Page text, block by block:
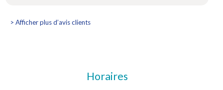
> Afficher plus d’avis clients
Horaires